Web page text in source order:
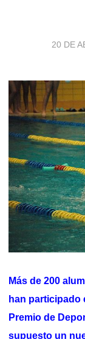
20 DE
Más de 200
han participado
Premio de
supuesto un